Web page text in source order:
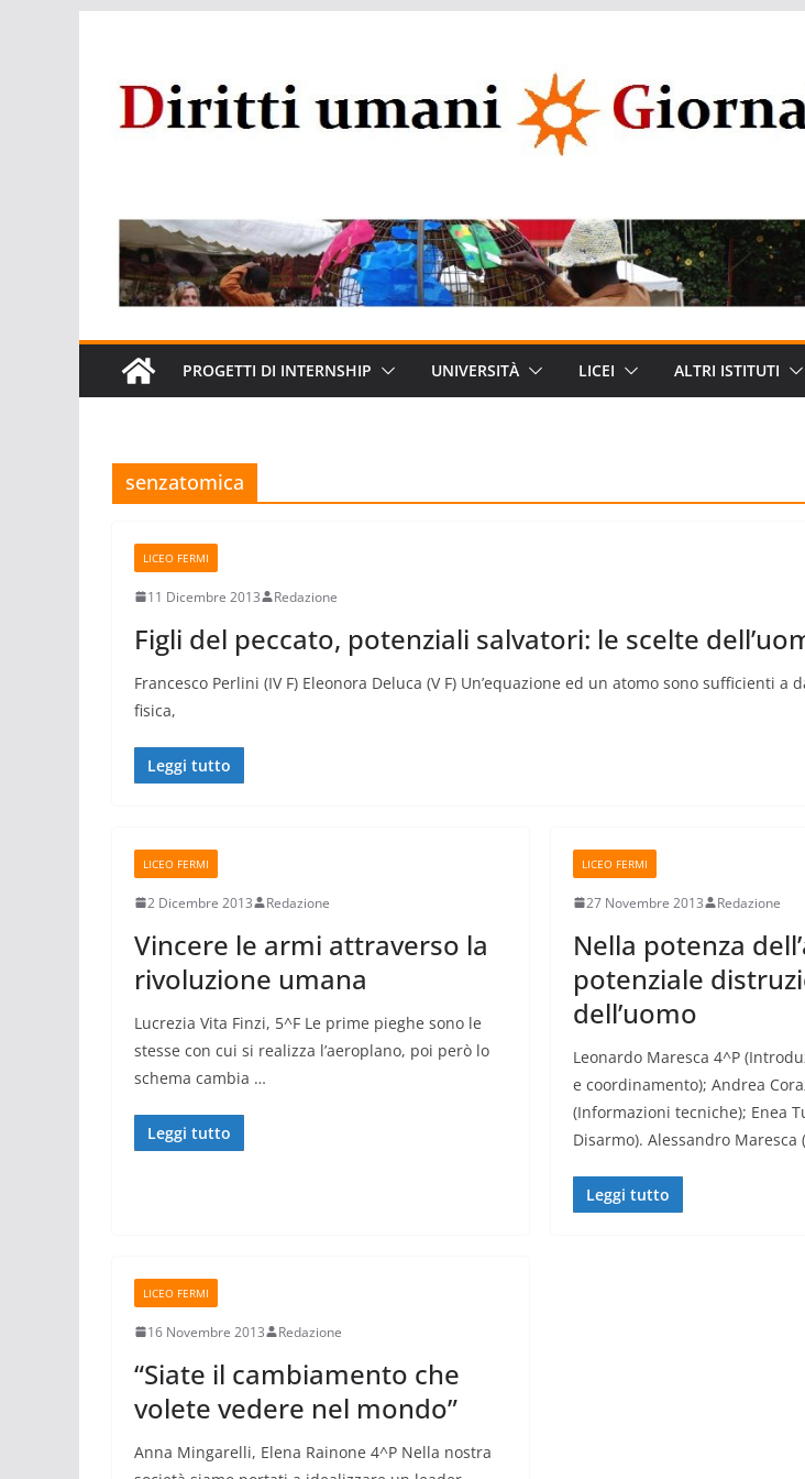
contenuto
PROGETTI DI INTERNSHIP UNIVERSITÀ LICEI ALTRI ISTITUTI
senzatomica
LICEO FERMI
11 Dicembre 2013 Redazione
Figli del peccato, potenziali salvatori: le scelte
Francesco Perlini (IV F) Eleonora Deluca (V F) Un’equazione ed un atomo sono sufficienti a
fisica,
Leggi tutto
LICEO FERMI
2 Dicembre 2013 Redazione
Vincere le armi attraverso la
rivoluzione umana
Lucrezia Vita Finzi, 5^F Le prime pieghe sono le
stesse con cui si realizza l’aeroplano, poi però lo
schema cambia …
Leggi tutto
LICEO FERMI
27 Novembre 2013 Redazione
Nella potenza
potenziale
dell’uomo
Leonardo Maresca 4^P
e coordinamento); Andrea
(Informazioni tecniche); Enea
Disarmo). Alessandro Maresca
Leggi tutto
LICEO FERMI
16 Novembre 2013 Redazione
“Siate il cambiamento che
volete vedere nel mondo”
Anna Mingarelli, Elena Rainone 4^P Nella nostra